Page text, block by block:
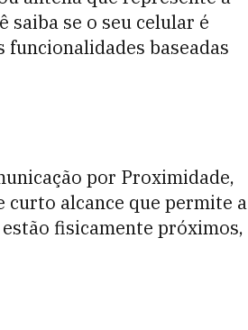
se o seu celular é
baseadas
por Proximidade,
curto alcance que permite a
fisicamente próximos,